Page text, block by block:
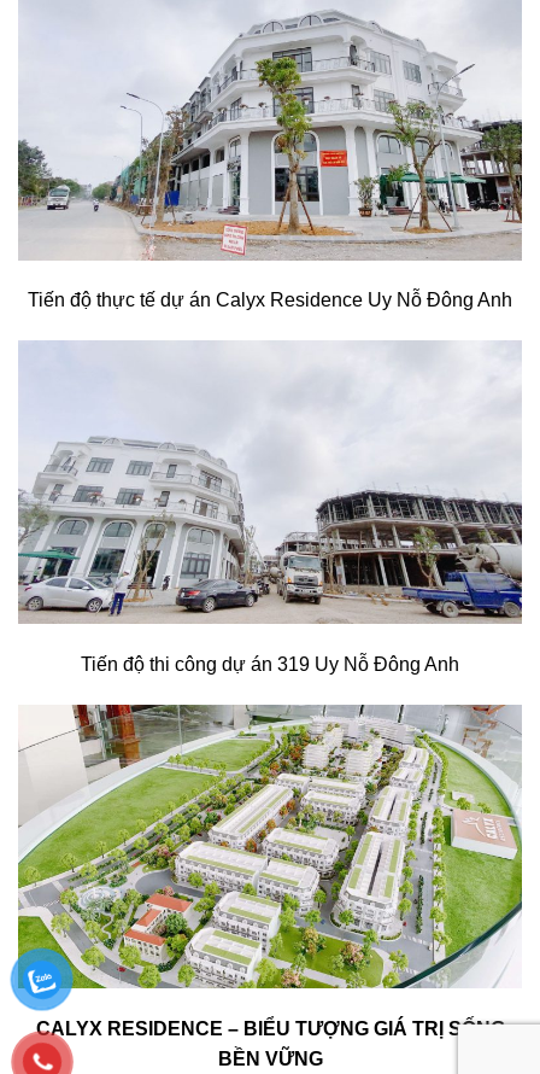
Tiến độ thực tế dự án Calyx Residence Uy Nỗ Đông Anh
Tiến độ thi công dự án 319 Uy Nỗ Đông Anh
CALYX RESIDENCE – BIỂU TƯỢNG GIÁ TRỊ SỐNG
BỀN VỮNG